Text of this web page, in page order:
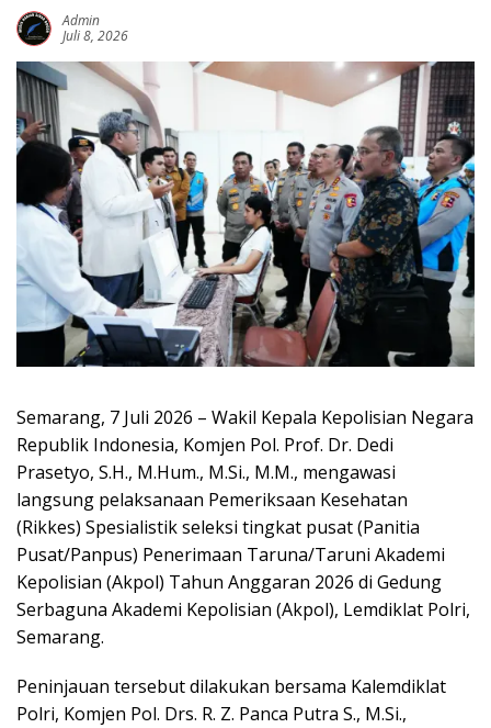
Admin
Juli 8, 2026
Semarang, 7 Juli 2026 – Wakil Kepala Kepolisian Negara
Republik Indonesia, Komjen Pol. Prof. Dr. Dedi
Prasetyo, S.H., M.Hum., M.Si., M.M., mengawasi
langsung pelaksanaan Pemeriksaan Kesehatan
(Rikkes) Spesialistik seleksi tingkat pusat (Panitia
Pusat/Panpus) Penerimaan Taruna/Taruni Akademi
Kepolisian (Akpol) Tahun Anggaran 2026 di Gedung
Serbaguna Akademi Kepolisian (Akpol), Lemdiklat Polri,
Semarang.
Peninjauan tersebut dilakukan bersama Kalemdiklat
Polri, Komjen Pol. Drs. R. Z. Panca Putra S., M.Si.,